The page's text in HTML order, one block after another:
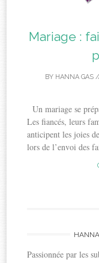
Mariage :
BY HANNA GAS
Un mariage se
Les fiancés, leurs
anticipent les joies
lors de l’envoi des
Passionnée par les